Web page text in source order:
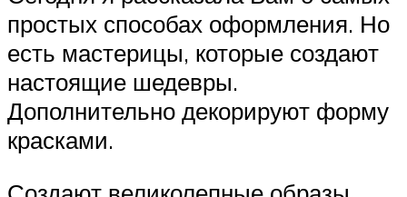
простых способах оформления. Но
есть мастерицы, которые создают
настоящие шедевры.
Дополнительно декорируют форму
красками.